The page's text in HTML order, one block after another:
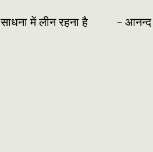
साधना में लीन रहना है - आनन्द